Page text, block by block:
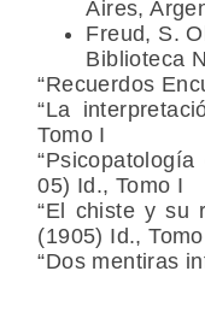
Aires,
Freud, S.
Biblioteca
“Recuerdos
“La
Tomo I
05) Id., Tomo I
“El chiste y su
(1905) Id.,
“Dos mentiras